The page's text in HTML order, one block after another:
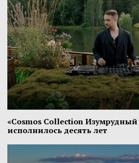
«Cosmos Collection Изумрудный
исполнилось десять лет